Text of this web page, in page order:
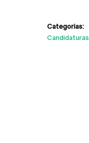
Categorias:
Candidaturas